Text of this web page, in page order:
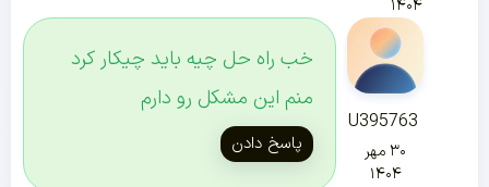
۱۴۰۴
U395763
۳۰ مهر
۱۴۰۴
خب راه حل چیه باید چیکار کرد
منم این مشکل رو دارم
پاسخ دادن